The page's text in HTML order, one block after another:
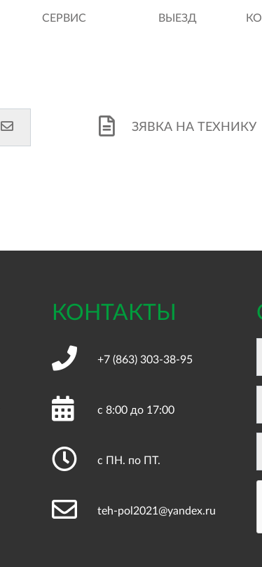
СЕРВИС ВЫЕЗД
ЗЯВКА НА ТЕХНИКУ
КОНТАКТЫ
+7 (863)303-38-95
с 8:00 до 17:00
с ПН. по ПТ.
teh-pol2021@yandex.ru